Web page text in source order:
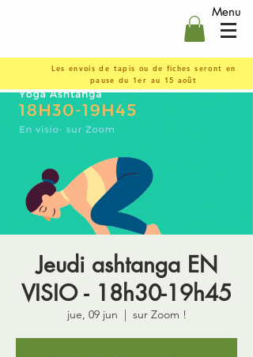
Menu
Les envois de tapis ou de fiches seront en
pause du 1er au 15 août
Jeudi ashtanga EN
VISIO - 18h30-19h45
jue, 09 jun
  |
sur Zoom !